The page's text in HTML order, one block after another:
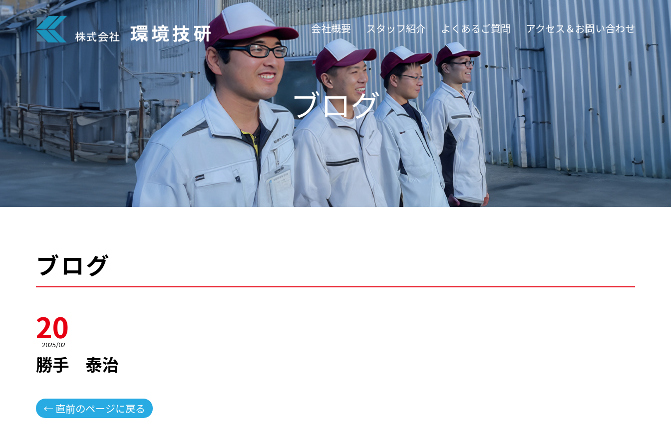
会社概要 スタッフ紹介 よくあるご質問 アクセス＆お問い合わせ
ブログ
ブログ
20
2025/02
勝手 泰治
← 直前のページに戻る